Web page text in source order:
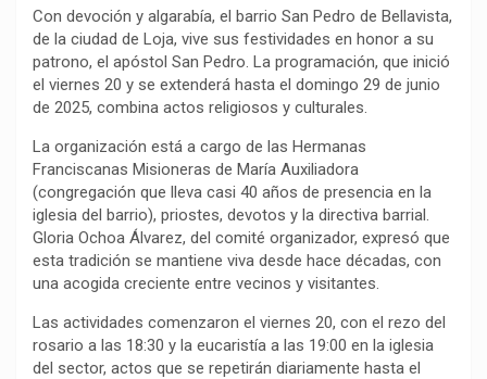
Con devoción y algarabía, el barrio San Pedro de Bellavista,
de la ciudad de Loja, vive sus festividades en honor a su
patrono, el apóstol San Pedro. La programación, que inició
el viernes 20 y se extenderá hasta el domingo 29 de junio
de 2025, combina actos religiosos y culturales.
La organización está a cargo de las Hermanas
Franciscanas Misioneras de María Auxiliadora
(congregación que lleva casi 40 años de presencia en la
iglesia del barrio), priostes, devotos y la directiva barrial.
Gloria Ochoa Álvarez, del comité organizador, expresó que
esta tradición se mantiene viva desde hace décadas, con
una acogida creciente entre vecinos y visitantes.
Las actividades comenzaron el viernes 20, con el rezo del
rosario a las 18:30 y la eucaristía a las 19:00 en la iglesia
del sector, actos que se repetirán diariamente hasta el